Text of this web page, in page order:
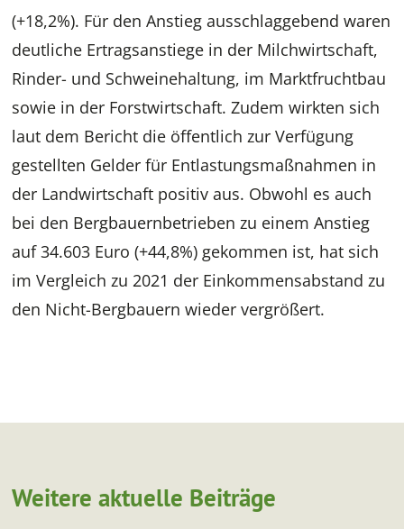
(+18,2%). Für den Anstieg ausschlaggebend waren
deutliche Ertragsanstiege in der Milchwirtschaft,
Rinder- und Schweinehaltung, im Marktfruchtbau
sowie in der Forstwirtschaft. Zudem wirkten sich
laut dem Bericht die öffentlich zur Verfügung
gestellten Gelder für Entlastungsmaßnahmen in
der Landwirtschaft positiv aus. Obwohl es auch
bei den Bergbauernbetrieben zu einem Anstieg
auf 34.603 Euro (+44,8%) gekommen ist, hat sich
im Vergleich zu 2021 der Einkommensabstand zu
den Nicht-Bergbauern wieder vergrößert.
Weitere aktuelle Beiträge